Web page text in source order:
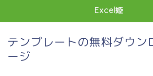
Excel姫
テンプレートの無料ダウン
ージ